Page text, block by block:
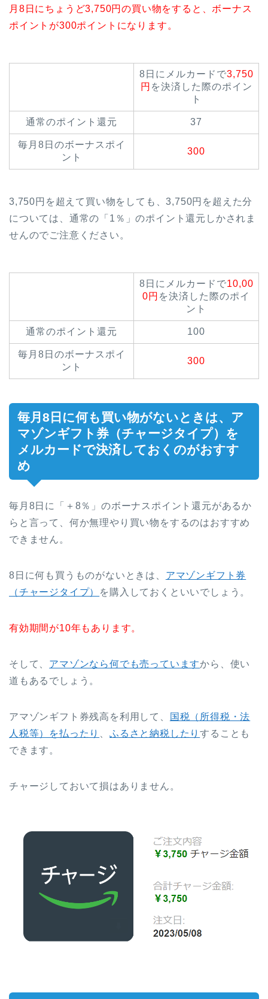
月8日にちょうど3,750円の買い物をすると、ボーナス
ポイントが300ポイントになります。
8日にメルカードで3,750
円 を決済した際のポイン
ト
通常のポイント還元 37
毎月8日のボーナスポイ
ント
300
3,750円を超えて買い物をしても、3,750円を超えた分
については、通常の「1％」のポイント還元しかされま
せんのでご注意ください。
8日にメルカードで10,00
0円 を決済した際のポイ
ント
通常のポイント還元 100
毎月8日のボーナスポイ
ント
300
毎月8日に何も買い物がないときは、ア
マゾンギフト券（チャージタイプ）を
メルカードで決済しておくのがおすす
め
毎月8日に「＋8％」のボーナスポイント還元があるか
らと言って、何か無理やり買い物をするのはおすすめ
できません。
8日に何も買うものがないときは、 アマゾンギフト券
（チャージタイプ）
を購入しておくといいでしょう。
有効期間が10年もあります。
そして、 アマゾンなら何でも売っていますから、使い
道もあるでしょう。
アマゾンギフト券残高を利用して、
国税（所得税・法
人税等）を払ったり
、ふるさと納税したりすることも
できます。
チャージしておいて損はありません。